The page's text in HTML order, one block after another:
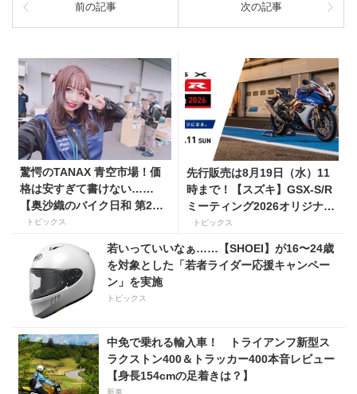
前の記事 次の記事
驚愕のTANAX 青空市場！価
格は安すぎて書けない……
【奥沙織のバイク日和 第2
回】
トピックス
先行販売は8月19日（水）11
時まで！【スズキ】GSX-S/R
ミーティング2026オリジナル
グッズを手に入れよう！
トピックス
若いっていいなぁ……【SHOEI】が16〜24歳
を対象とした「若者ライダー応援キャンペー
ン」を実施
トピックス
中免で乗れる輸入車！ トライアンフ新型ス
ラクストン400＆トラッカー400本音レビュー
【身長154cmの足着きは？】
新車